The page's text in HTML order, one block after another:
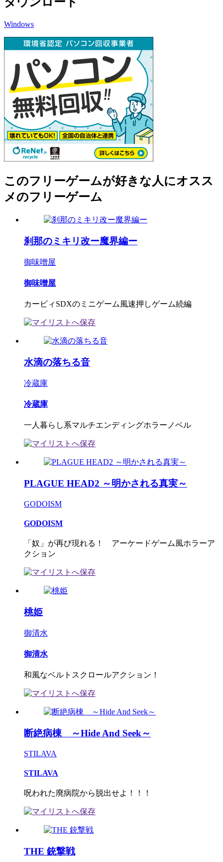
Windows
このフリーゲームが好きな人にオスス
メのフリーゲーム
刹那のミキリ改ー魔界編ー
御味噌屋
御味噌屋
カービィSDXのミニゲーム風速押しゲーム続編
水滴の落ちる音
冷蔵庫
冷蔵庫
一人暮らし系マルチエンディングホラーノベル
PLAGUE HEAD2 ～明かされる真実～
GODOISM
GODOISM
「奴」が再び現れる！ アーケードゲーム風ホラーア
クション
桃姫
御清水
御清水
和風なベルトスクロールアクション！
断絶病棟 ～Hide And Seek～
STILAVA
STILAVA
呪われた廃病院から脱出せよ！！！
THE 銃撃戦